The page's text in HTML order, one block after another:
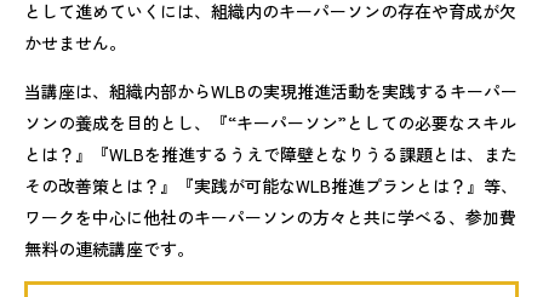
として進めていくには、組織内のキーパーソンの存在や育成が欠
かせません。
当講座は、組織内部からWLBの実現推進活動を実践するキーパー
ソンの養成を目的とし、『“キーパーソン”としての必要なスキル
とは？』『WLBを推進するうえで障壁となりうる課題とは、また
その改善策とは？』『実践が可能なWLB推進プランとは？』等、
ワークを中心に他社のキーパーソンの方々と共に学べる、参加費
無料の連続講座です。